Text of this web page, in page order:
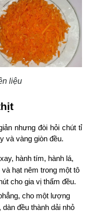
liệu
nhưng đòi hỏi chút tỉ
và vàng giòn đều.
hành tím, hành lá,
hạt nêm trong một tô
cho gia vị thấm đều.
cho một lượng
đều thành dải nhỏ